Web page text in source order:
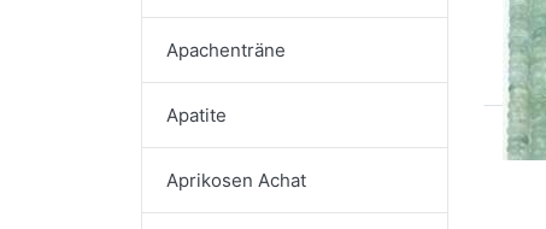
Apachenträne
Apatite
Aprikosen Achat